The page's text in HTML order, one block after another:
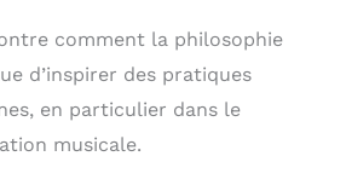
comment la philosophie
d’inspirer des pratiques
en particulier dans le
musicale.